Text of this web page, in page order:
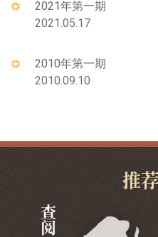
2021年第一期
2021.05.17
2010年第一期
2010.09.10
推
查阅